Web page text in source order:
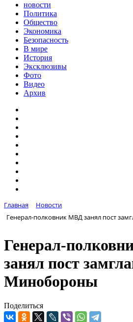
новости
Политика
Общество
Экономика
Безопасность
В мире
История
Эксклюзивы
Фото
Видео
Архив
Главная
Новости
Генерал-полковник МВД занял пост
Генерал-
занял пост
Минобороны
Поделиться